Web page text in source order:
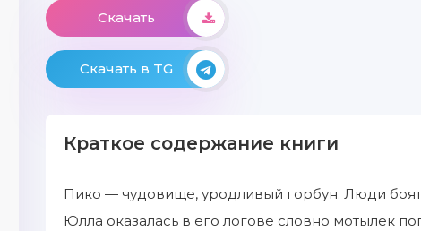
Скачать
Скачать в TG
Краткое содержание книги
Пико — чудовище, уродливый горбун. Люди
Юлла оказалась в его логове словно мотылек